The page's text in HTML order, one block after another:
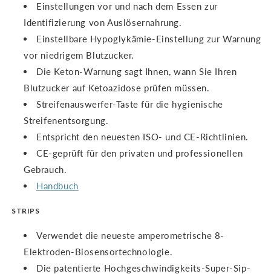
Einstellungen vor und nach dem Essen zur
Identifizierung von Auslösernahrung.
Einstellbare Hypoglykämie-Einstellung zur Warnung
vor niedrigem Blutzucker.
Die Keton-Warnung sagt Ihnen, wann Sie Ihren
Blutzucker auf Ketoazidose prüfen müssen.
Streifenauswerfer-Taste für die hygienische
Streifenentsorgung.
Entspricht den neuesten ISO- und CE-Richtlinien.
CE-geprüft für den privaten und professionellen
Gebrauch.
Handbuch
STRIPS
Verwendet die neueste amperometrische 8-
Elektroden-Biosensortechnologie.
Die patentierte Hochgeschwindigkeits-Super-Sip-